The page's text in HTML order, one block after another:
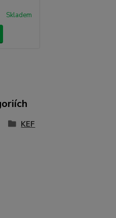
Skladem
KEF